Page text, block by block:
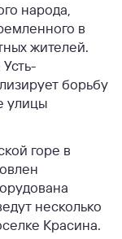
народа,
в
жителей.
борьбу
улицы
горе в
несколько
Красина.